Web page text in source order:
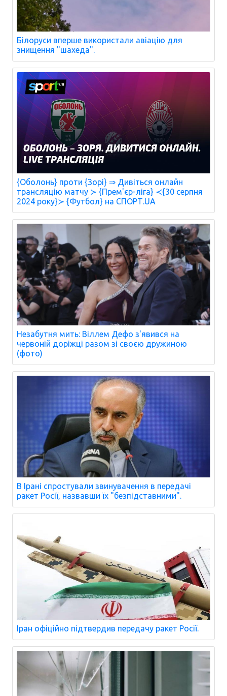
Білоруси вперше використали авіацію для
знищення "шахеда".
{Оболонь} проти {Зорі} ⇒ Дивіться онлайн
трансляцію матчу ≻ {Прем'єр-ліга} ≺{30 серпня
2024 року}≻ {Футбол} на СПОРТ.UA
Незабутня мить: Віллем Дефо з'явився на
червоній доріжці разом зі своєю дружиною
(фото)
В Ірані спростували звинувачення в передачі
ракет Росії, назвавши їх "безпідставними".
Іран офіційно підтвердив передачу ракет Росії.